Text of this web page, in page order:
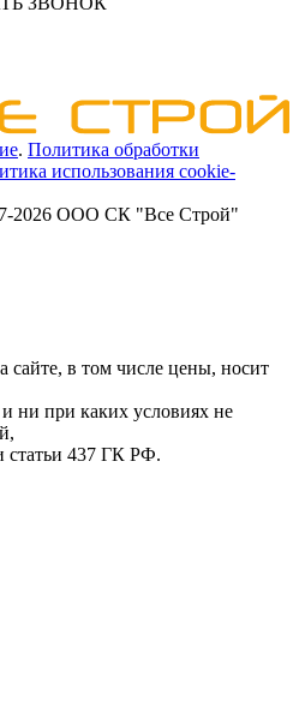
. Политика обработки
использования cookie-
2026 ООО СК "Все Строй"
в том числе цены, носит
ни при каких условиях не
статьи 437 ГК РФ.